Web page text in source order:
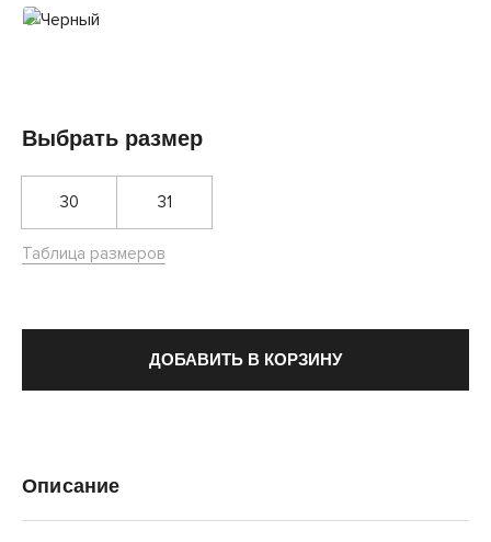
Выбрать размер
30 31
Таблица размеров
ДОБАВИТЬ В КОРЗИНУ
Описание